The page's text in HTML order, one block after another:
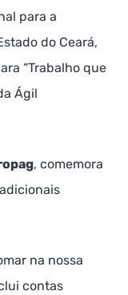
para a
do Ceará,
“Trabalho que
Ágil
, comemora
na nossa
contas